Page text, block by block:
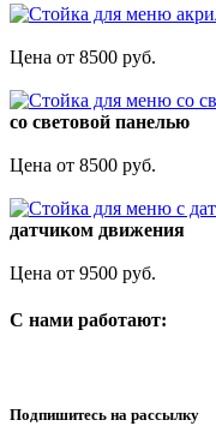
Цена от 8500 руб.
со световой панелью
Цена от 8500 руб.
датчиком движения
Цена от 9500 руб.
C нами работают:
Подпишитесь на рассылку